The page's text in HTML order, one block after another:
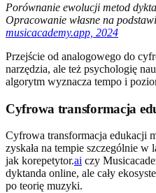
Porównanie ewolucji metod
Opracowanie własne na
musicacademy.app, 2024
Przejście od analogowego do
narzędzia, ale też psychologię
algorytm wyznacza tempo i
Cyfrowa transformacja
Cyfrowa transformacja edukacji
zyskała na tempie szczególnie
jak korepetytor.ai czy
dyktanda online, ale cały
po teorię muzyki.